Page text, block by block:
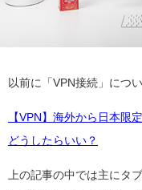
以前に「VPN接続」につ
【VPN】海外から日本限
どうしたらいい？
上の記事の中では主にタ